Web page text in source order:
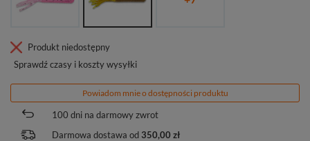
Produkt niedostępny
Sprawdź czasy i koszty wysyłki
Powiadom mnie o dostępności produktu
100 dni na darmowy zwrot
Darmowa dostawa od 350,00 zł